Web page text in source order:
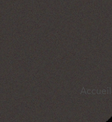
Accueil